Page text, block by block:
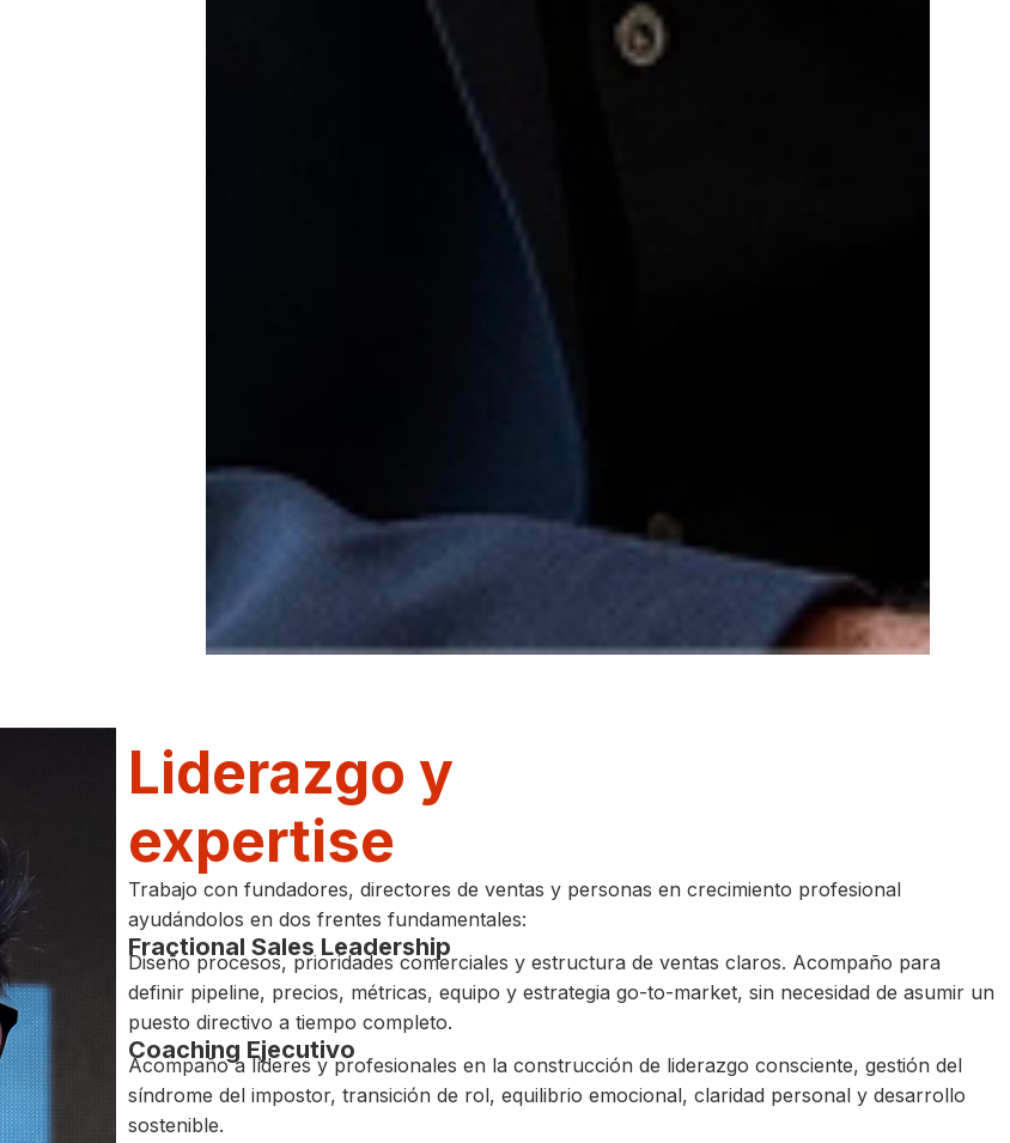
Liderazgo y
expertise
Trabajo con fundadores, directores de ventas y personas en crecimiento profesional
ayudándolos en dos frentes fundamentales:
Fractional Sales Leadership
Diseño procesos, prioridades comerciales y estructura de ventas claros. Acompaño para
definir pipeline, precios, métricas, equipo y estrategia go-to-market, sin necesidad de asumir un
puesto directivo a tiempo completo.
Coaching Ejecutivo
Acompaño a líderes y profesionales en la construcción de liderazgo consciente, gestión del
síndrome del impostor, transición de rol, equilibrio emocional, claridad personal y desarrollo
sostenible.